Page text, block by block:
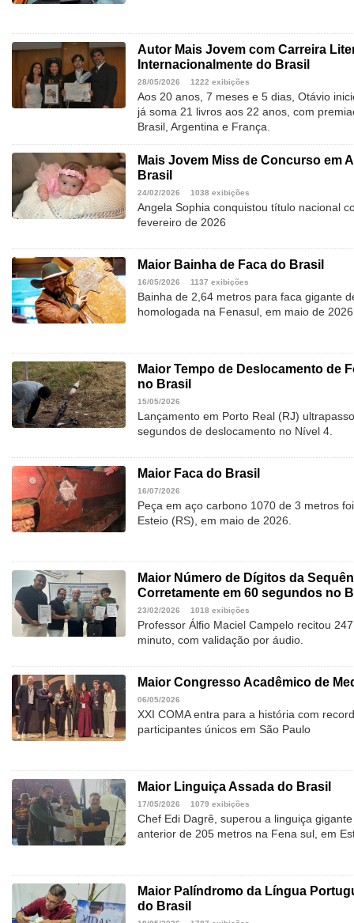
Autor Mais Jovem com Carreira
Internacionalmente do Brasil
28/05/2026 1222 exibições
Aos 20 anos, 7 meses e 5 dias, Otávio
já soma 21 livros aos 22 anos, com
Brasil, Argentina e França.
Mais Jovem Miss de Concurso em
Brasil
24/02/2026 1038 exibições
Angela Sophia conquistou título nacional
fevereiro de 2026
Maior Bainha de Faca do Brasil
16/05/2026 1137 exibições
Bainha de 2,64 metros para faca gigante
homologada na Fenasul, em maio de
Maior Tempo de Deslocamento de
no Brasil
15/05/2026
Lançamento em Porto Real (RJ)
segundos de deslocamento no Nível 4.
Maior Faca do Brasil
16/07/2026
Peça em aço carbono 1070 de 3 metros
Esteio (RS), em maio de 2026.
Maior Número de Dígitos da
Corretamente em 60 segundos no
23/02/2026 1018 exibições
Professor Álfio Maciel Campelo recitou
minuto, com validação por áudio.
Maior Congresso Acadêmico de
06/05/2026
XXI COMA entra para a história com
participantes únicos em São Paulo
Maior Linguiça Assada do Brasil
17/05/2026 1079 exibições
Chef Edi Dagrê, superou a linguiça
anterior de 205 metros na Fena sul, em
Maior Palíndromo da Língua
do Brasil